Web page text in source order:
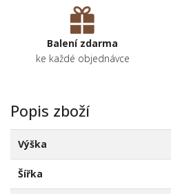
Balení zdarma
ke každé objednávce
Popis zboží
Výška
Šířka